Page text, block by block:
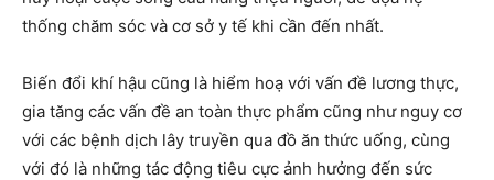
thống chăm sóc và cơ sở y tế khi cần đến nhất.
Biến đổi khí hậu cũng là hiểm hoạ với vấn đề lương thực,
gia tăng các vấn đề an toàn thực phẩm cũng như nguy cơ
với các bệnh dịch lây truyền qua đồ ăn thức uống, cùng
với đó là những tác động tiêu cực ảnh hưởng đến sức